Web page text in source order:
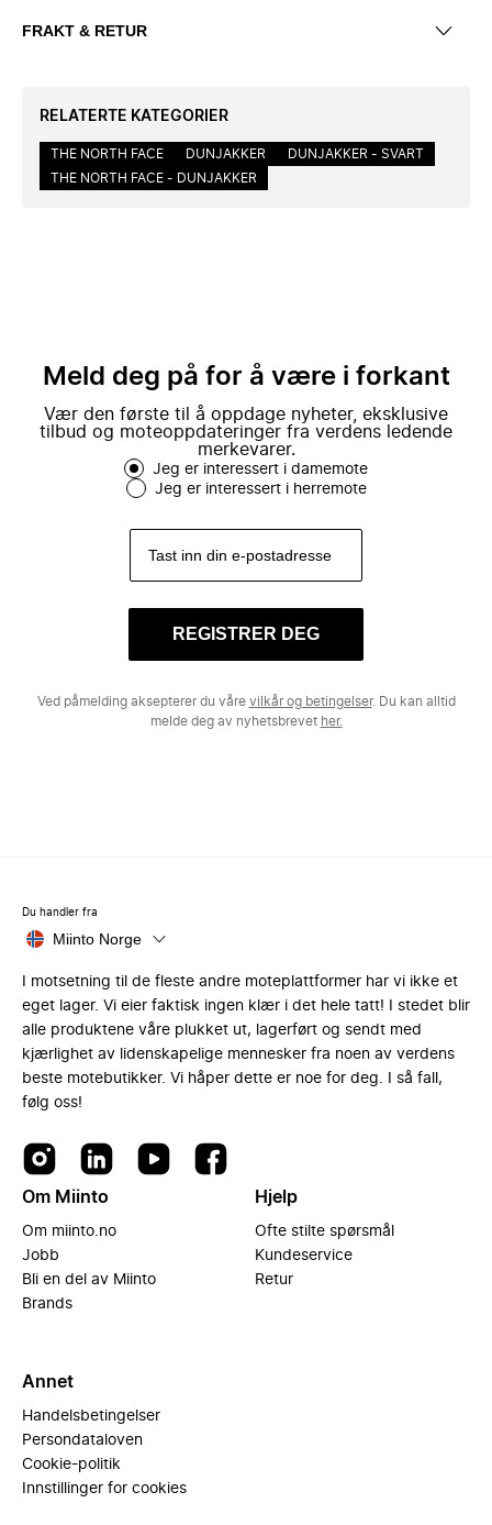
FRAKT & RETUR
RELATERTE KATEGORIER
THE NORTH FACE DUNJAKKER
DUNJAKKER - SVART
THE NORTH FACE - DUNJAKKER
Meld deg på for å være i forkant
Vær den første til å oppdage nyheter, eksklusive
tilbud og moteoppdateringer fra verdens ledende
merkevarer.
Jeg er interessert i damemote
Jeg er interessert i herremote
REGISTRER DEG
Ved påmelding aksepterer du våre vilkår og betingelser. Du kan alltid
melde deg av nyhetsbrevet her.
Du handler fra
Miinto Norge
I motsetning til de fleste andre moteplattformer har vi ikke et
eget lager. Vi eier faktisk ingen klær i det hele tatt! I stedet blir
alle produktene våre plukket ut, lagerført og sendt med
kjærlighet av lidenskapelige mennesker fra noen av verdens
beste motebutikker. Vi håper dette er noe for deg. I så fall,
følg oss!
Om Miinto
Om miinto.no
Jobb
Bli en del av Miinto
Brands
Hjelp
Ofte stilte spørsmål
Kundeservice
Retur
Annet
Handelsbetingelser
Persondataloven
Cookie-politik
Innstillinger for cookies